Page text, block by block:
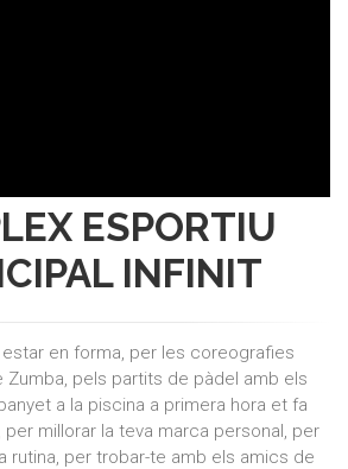
ESPORTIU
INFINIT
en forma, per les coreografies
Zumba, pels partits de pàdel amb els
a la piscina a primera hora et fa
per millorar la teva marca personal, per
rutina, per trobar-te amb els amics de